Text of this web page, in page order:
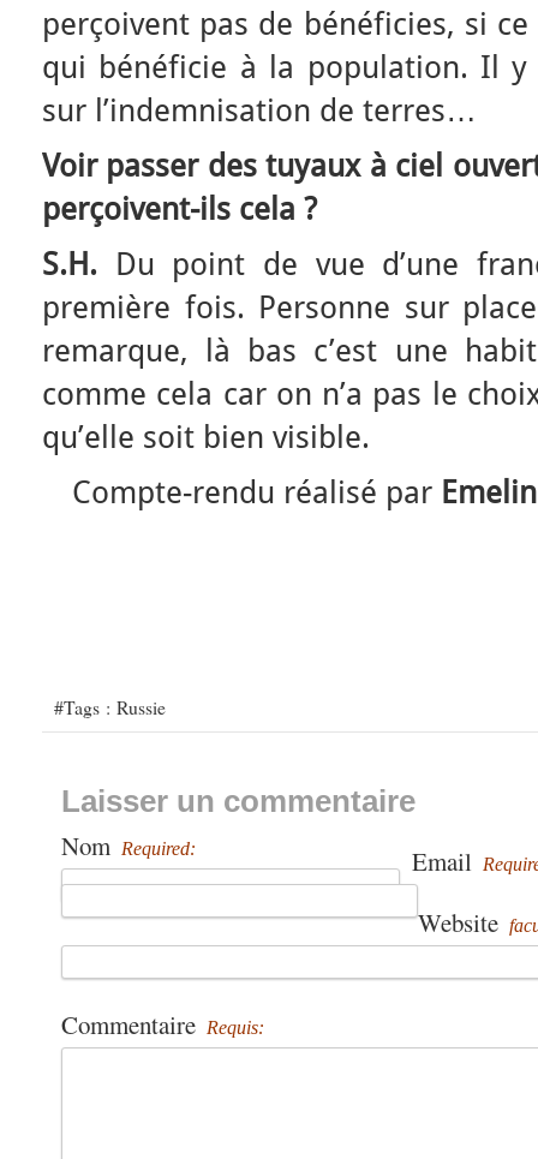
perçoivent pas de bénéficies, si
qui bénéficie à la population. Il y
sur l’indemnisation de terres…
Voir passer des tuyaux à ciel
perçoivent-ils cela ?
S.H. Du point de vue d’une
première fois. Personne sur
remarque, là bas c’est une
comme cela car on n’a pas le
qu’elle soit bien visible.
Compte-rendu réalisé par
#Tags : Russie
Laisser un commentaire
Nom Required: Email
Website
Commentaire Requis: